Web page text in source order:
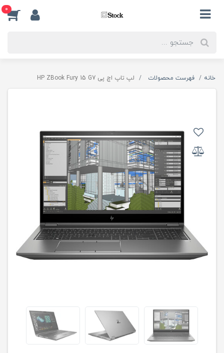
0
خانه فهرست محصولات لپ تاپ اچ پی HP ZBook Fury 15 G7